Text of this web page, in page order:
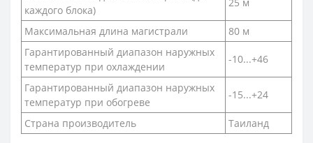
каждого блока)
Максимальная длина магистрали
80 м
Гарантированный диапазон наружных
температур при охлаждении
-10...+46
Гарантированный диапазон наружных
температур при обогреве
-15...+24
Страна производитель Таиланд